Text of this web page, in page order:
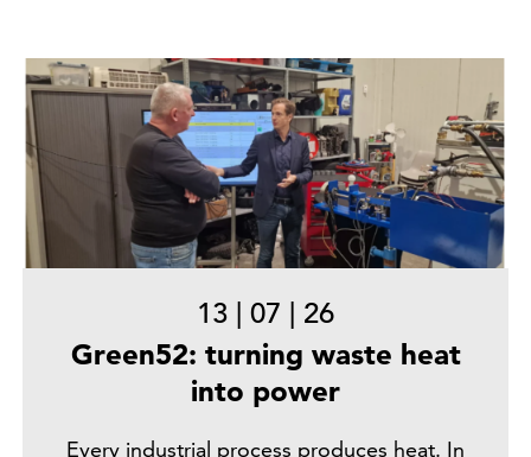
13 | 07 | 26
Green52: turning waste heat
into power
Every industrial process produces heat. In